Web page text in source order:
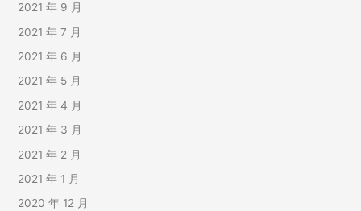
2021 年 9 月
2021 年 7 月
2021 年 6 月
2021 年 5 月
2021 年 4 月
2021 年 3 月
2021 年 2 月
2021 年 1 月
2020 年 12 月